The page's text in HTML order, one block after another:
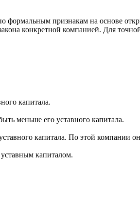
признакам на основе
конкретной компанией. Для
капитала.
меньше его уставного капитала.
капитала. По этой компании
капиталом.